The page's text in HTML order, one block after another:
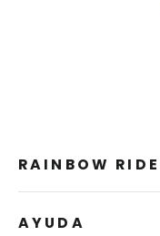
RAINBOW
AYUDA